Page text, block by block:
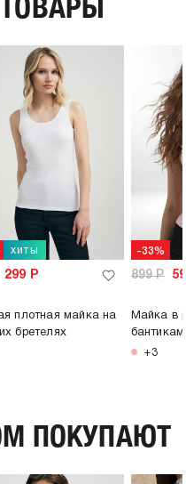
хиты
299 Р
плотная майка на
бретелях
-33%
899Р
Майка в
+3
ПОКУПАЮТ